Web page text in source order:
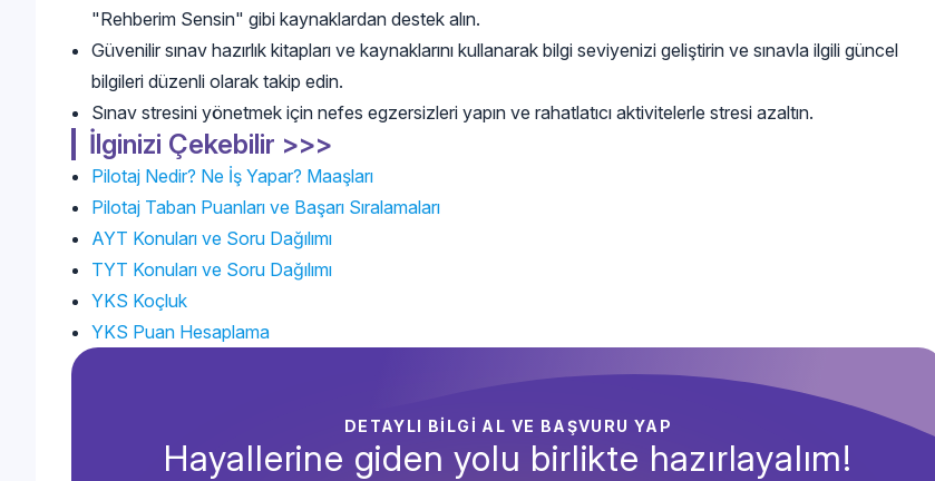
"Rehberim Sensin" gibi kaynaklardan destek alın.
Güvenilir sınav hazırlık kitapları ve kaynaklarını kullanarak bilgi seviyenizi geliştirin ve sınavla ilgili güncel
bilgileri düzenli olarak takip edin.
Sınav stresini yönetmek için nefes egzersizleri yapın ve rahatlatıcı aktivitelerle stresi azaltın.
İlginizi Çekebilir >>>
Pilotaj Nedir? Ne İş Yapar? Maaşları
Pilotaj Taban Puanları ve Başarı Sıralamaları
AYT Konuları ve Soru Dağılımı
TYT Konuları ve Soru Dağılımı
YKS Koçluk
YKS Puan Hesaplama
DETAYLI BİLGİ AL VE BAŞVURU YAP
Hayallerine giden yolu birlikte hazırlayalım!